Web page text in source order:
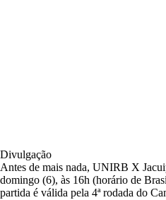
Divulgação
Antes de mais nada, UNIRB X
domingo (6), às 16h (horário de
partida é válida pela 4ª rodada do